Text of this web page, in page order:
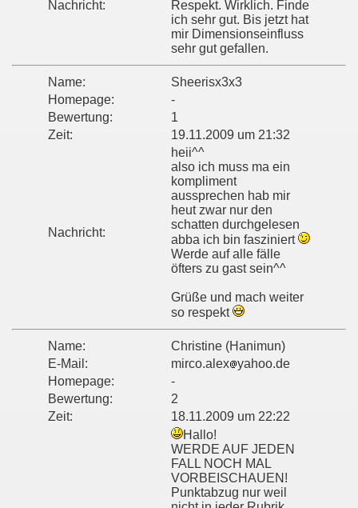
Nachricht:
Respekt. Wirklich. Finde
ich sehr gut. Bis jetzt hat
mir Dimensionseinfluss
sehr gut gefallen.
Name:
Sheerisx3x3
Homepage:
-
Bewertung:
1
Zeit:
19.11.2009 um 21:32
Nachricht:
heii^^
also ich muss ma ein
kompliment
aussprechen hab mir
heut zwar nur den
schatten durchgelesen
abba ich bin fasziniert
Werde auf alle fälle
öfters zu gast sein^^
Grüße und mach weiter
so respekt
Name:
Christine (Hanimun)
E-Mail:
mirco.alex yahoo.de
Homepage:
-
Bewertung:
2
Zeit:
18.11.2009 um 22:22
Hallo!
WERDE AUF JEDEN
FALL NOCH MAL
VORBEISCHAUEN!
Punktabzug nur weil